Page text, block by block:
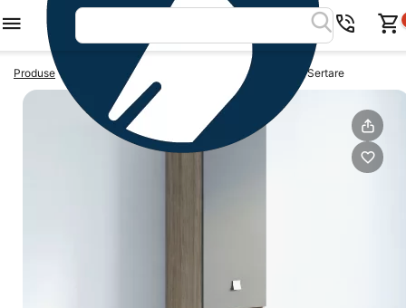
Produse Dulapuri birou Biblioraft LINEA 45, 1 Usa, 2 Sertare